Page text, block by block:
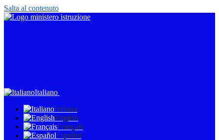
Salta al contenuto
Italiano
Italiano
English
Français
Español